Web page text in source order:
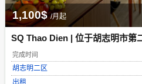
SQ Thao Dien | 位于胡志明市第
健身房的服务式公寓
完成时间
胡志明二区
出租
1,100$ /月起